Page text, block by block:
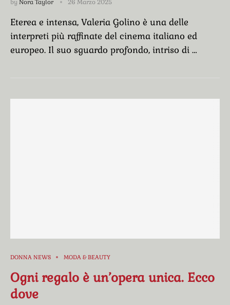
by Nora Taylor 26 Marzo 2025
Eterea e intensa, Valeria Golino è una delle
interpreti più raffinate del cinema italiano ed
europeo. Il suo sguardo profondo, intriso di …
DONNA NEWS MODA & BEAUTY
Ogni regalo è un’opera unica. Ecco
dove